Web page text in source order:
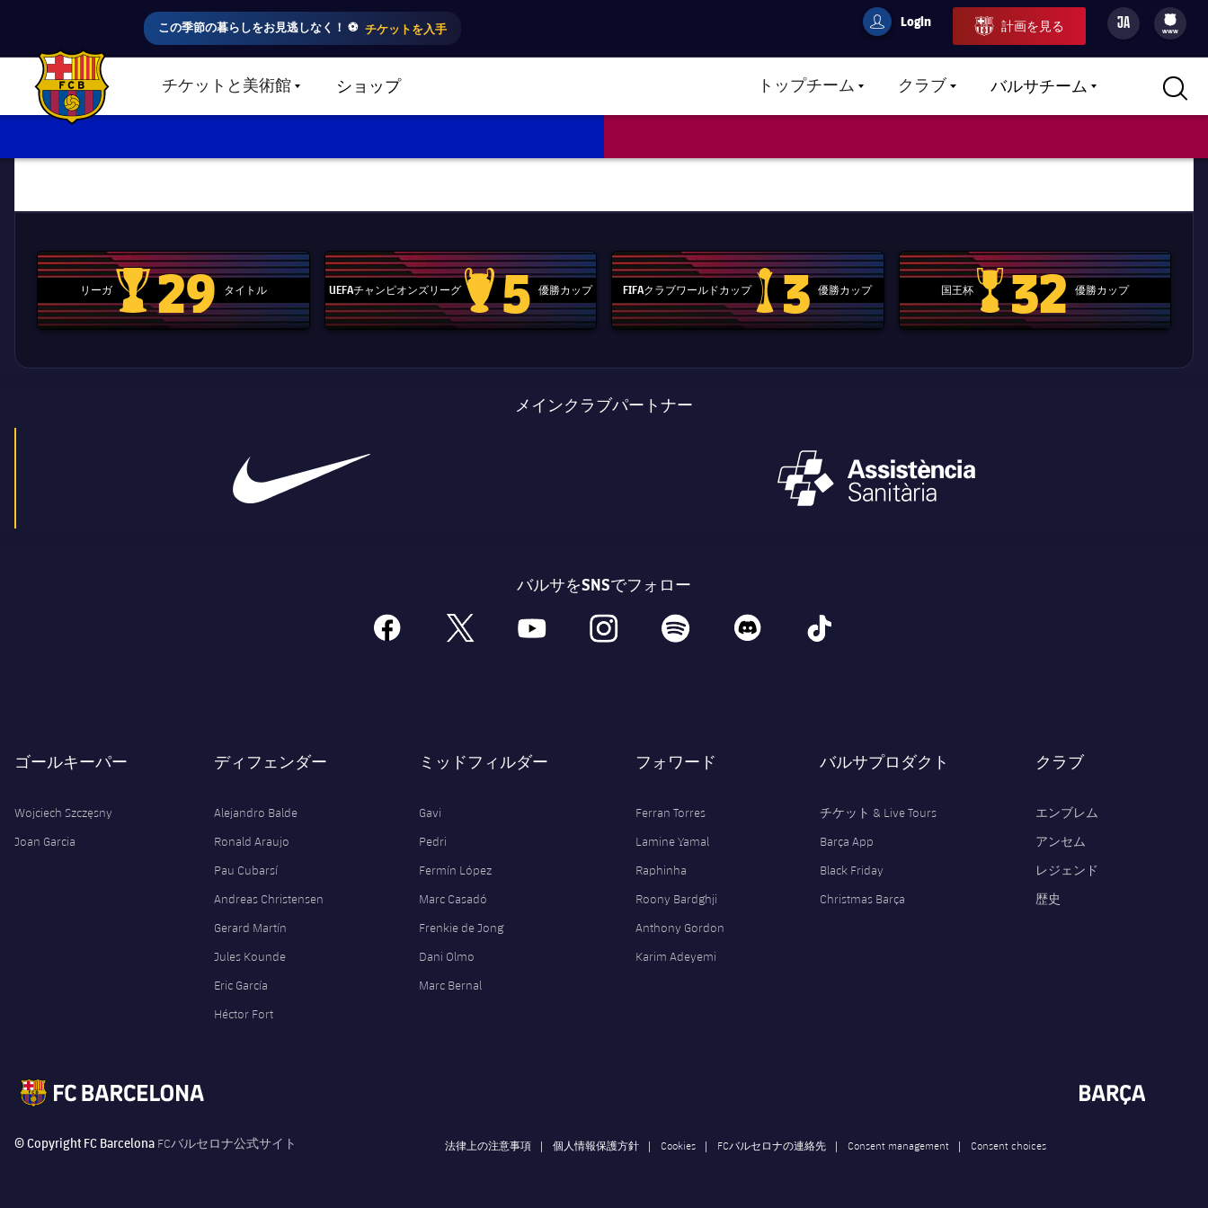
この季節の暮らしをお見逃しなく！ ⚽️ チケットを入手 userCulers
Login 計画を見る JA
filled-badge
www
FC Barcelona club badge チケットと美術館LABEL.SHARE.CARETDOWNショップ トップチームLABEL.ARIA.CARETDOWN
クラブLABEL.ARIA.CARETDOWN
バルサチームLABEL.ARIA.CARETDOWN
リーガ
La Liga trophy
29 タイトル UEFAチャンピオンズリーグ
Champions League trophy
5 優勝カップ FIFAクラブワールドカップ
label.aria.clubworldcup
3 優勝カップ 国王杯
国王杯
32 優勝カップ
メインクラブパートナー
バルサをSNSでフォロー
facebook x youtube instagram spotify discord tiktok
ゴールキーパー
Wojciech Szczęsny
Joan Garcia
ディフェンダー
Alejandro Balde
Ronald Araujo
Pau Cubarsí
Andreas Christensen
Gerard Martín
Jules Kounde
Eric García
Héctor Fort
ミッドフィルダー
Gavi
Pedri
Fermín López
Marc Casadó
Frenkie de Jong
Dani Olmo
Marc Bernal
フォワード
Ferran Torres
Lamine Yamal
Raphinha
Roony Bardghji
Anthony Gordon
Karim Adeyemi
バルサプロダクト
チケット & Live Tours
Barça App
Black Friday
Christmas Barça
クラブ
エンブレム
アンセム
レジェンド
歴史
© Copyright FC Barcelona FCバルセロナ公式サイト 法律上の注意事項 個人情報保護方針 Cookies FCバルセロナの連絡先 Consent management Consent choices